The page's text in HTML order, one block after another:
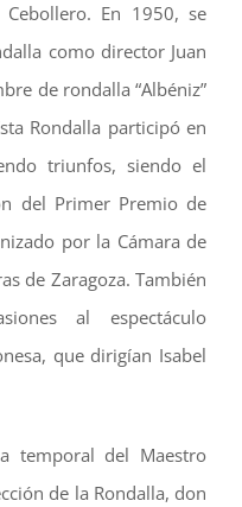
En 1950, se
como director Juan
de rondalla “Albéniz”
Rondalla participó en
triunfos, siendo el
del Primer Premio de
por la Cámara de
de Zaragoza. También
al espectáculo
que dirigían Isabel
temporal del Maestro
de la Rondalla, don